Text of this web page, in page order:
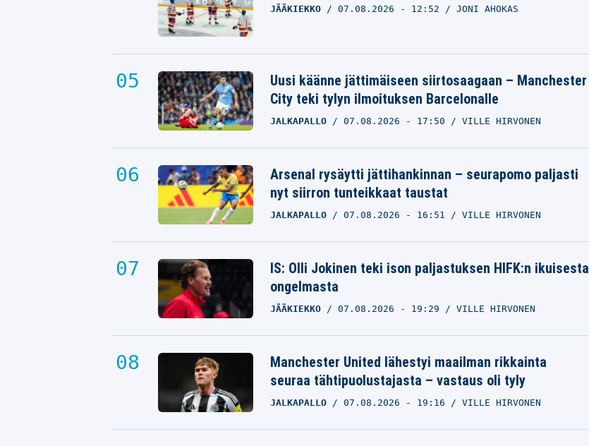
JÄÄKIEKKO 07.08.2026 - 12:52 JONI AHOKAS
Uusi käänne jättimäiseen siirtosaagaan – Manchester
City teki tylyn ilmoituksen Barcelonalle
JALKAPALLO 07.08.2026 - 17:50 VILLE HIRVONEN
Arsenal rysäytti jättihankinnan – seurapomo paljasti
nyt siirron tunteikkaat taustat
JALKAPALLO 07.08.2026 - 16:51 VILLE HIRVONEN
IS: Olli Jokinen teki ison paljastuksen HIFK:n ikuisesta
ongelmasta
JÄÄKIEKKO 07.08.2026 - 19:29 VILLE HIRVONEN
Manchester United lähestyi maailman rikkainta
seuraa tähtipuolustajasta – vastaus oli tyly
JALKAPALLO 07.08.2026 - 19:16 VILLE HIRVONEN